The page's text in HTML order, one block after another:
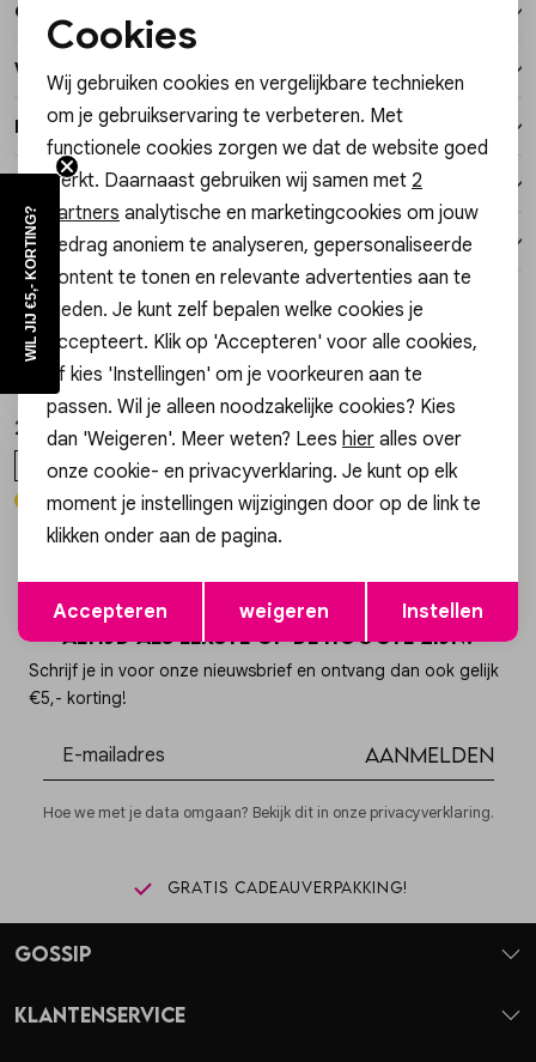
Vesten
Jassen
Lingerie
Over dit item
Winkelvoorraad
Kenmerken
Verzending / Ophalen in de winkel
Retourneren
Style dit met
My Jewellery
Ring mini pearls swirl MJ16066
25,99
18 19
1/2
25,99
16 18
Altijd als eerste op de hoogte zijn?
Schrijf je in voor onze nieuwsbrief en ontvang dan ook gelijk
€5,- korting!
Aanmelden
Hoe we met je data omgaan? Bekijk dit in onze privacyverklaring.
Gratis cadeauverpakking!
Gossip
Klantenservice
Noodzakelijke cookies
Personalisatie cookies
Analytische cookies
Marketing cookies
Opslaan
Cookies
Wij gebruiken cookies en vergelijkbare technieken
om je gebruikservaring te verbeteren. Met
functionele cookies zorgen we dat de website goed
werkt. Daarnaast gebruiken wij samen met 2
partners analytische en marketingcookies om jouw
gedrag anoniem te analyseren, gepersonaliseerde
content te tonen en relevante advertenties aan te
bieden. Je kunt zelf bepalen welke cookies je
accepteert. Klik op 'Accepteren' voor alle cookies,
of kies 'Instellingen' om je voorkeuren aan te
passen. Wil je alleen noodzakelijke cookies? Kies
dan 'Weigeren'. Meer weten? Lees hier alles over
onze cookie- en privacyverklaring. Je kunt op elk
moment je instellingen wijzigingen door op de link te
klikken onder aan de pagina.
Accepteren weigeren Instellen
WIL JIJ €5,- KORTING?